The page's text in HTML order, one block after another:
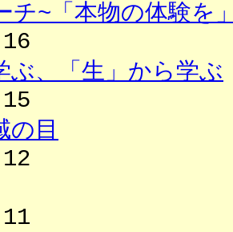
チ~「本物の体験を
ぶ、「生」から学ぶ
の目